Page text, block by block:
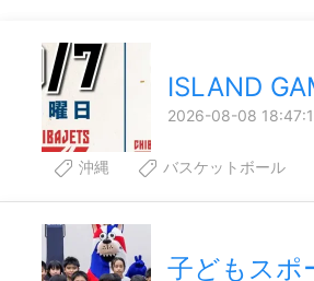
ISLAND
2026-08-08
沖縄 バスケットボール
子どもスポ